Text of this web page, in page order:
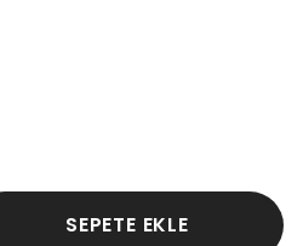
SEPETE EKLE